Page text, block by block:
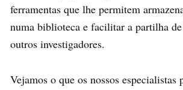
ferramentas que lhe permitem
numa biblioteca e facilitar a partilha
outros investigadores.
Vejamos o que os nossos especialistas